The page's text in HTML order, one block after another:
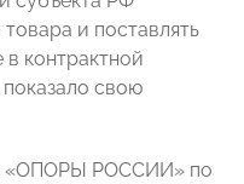
и поставлять
в контрактной
свою
«ОПОРЫ РОССИИ» по